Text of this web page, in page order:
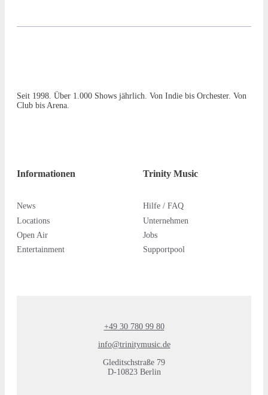
Seit 1998. Über 1.000 Shows jährlich. Von Indie bis Orchester. Von
Club bis Arena.
Informationen
News
Locations
Open Air
Entertainment
Trinity Music
Hilfe / FAQ
Unternehmen
Jobs
Supportpool
+49 30 780 99 80
info@trinitymusic.de
Gleditschstraße 79
D-10823 Berlin